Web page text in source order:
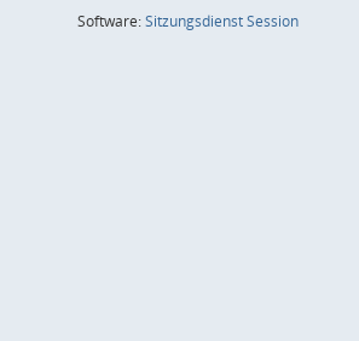
Software:SitzungsdienstSession(Wird in